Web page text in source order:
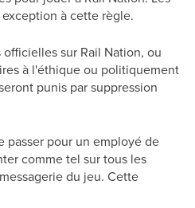
à cette règle.
sur Rail Nation, ou
à l'éthique ou politiquement
punis par suppression
passer pour un employé de
comme tel sur tous les
du jeu. Cette